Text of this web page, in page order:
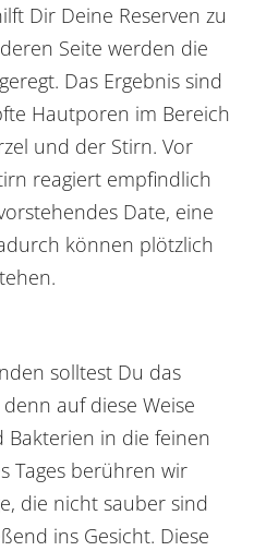
Dir Deine Reserven zu
Seite werden die
Das Ergebnis sind
Hautporen im Bereich
und der Stirn. Vor
reagiert empfindlich
Date, eine
können plötzlich
solltest Du das
auf diese Weise
Bakterien in die feinen
Tages berühren wir
die nicht sauber sind
ins Gesicht. Diese